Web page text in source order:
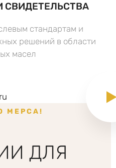
стандартам и
решений в области
масел
МЕРСА!
ДЛЯ